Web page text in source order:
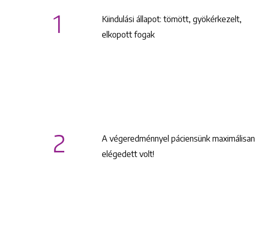
1
Kiindulási állapot: tömött, gyökérkezelt,
elkopott fogak
2
A végeredménnyel páciensünk maximálisan
elégedett volt!